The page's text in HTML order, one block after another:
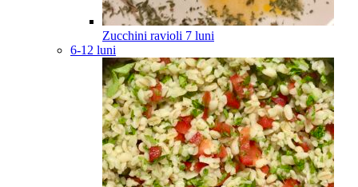
Zucchini ravioli 7 luni
6-12 luni